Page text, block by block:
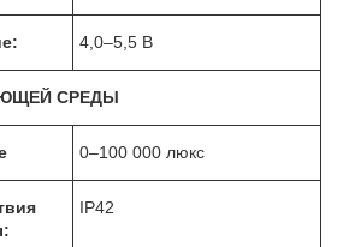
4,0–5,5 В
СРЕДЫ
0–100 000 люкс
IP42